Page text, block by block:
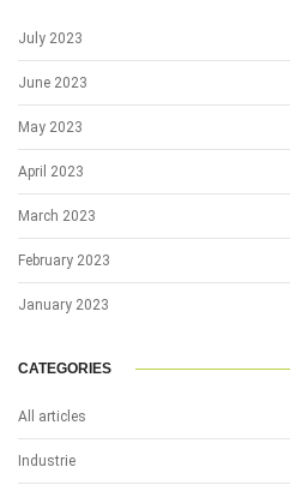
July 2023
June 2023
May 2023
April 2023
March 2023
February 2023
January 2023
CATEGORIES
All articles
Industrie